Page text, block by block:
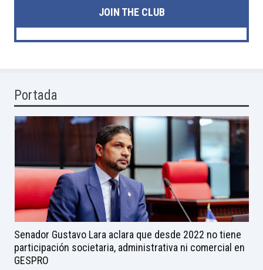
JOIN THE CLUB
Portada
Senador Gustavo Lara aclara que desde 2022 no tiene
participación societaria, administrativa ni comercial en
GESPRO